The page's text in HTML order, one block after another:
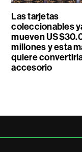
Las tarjetas
coleccionables
mueven
millones y esta
quiere
accesorio